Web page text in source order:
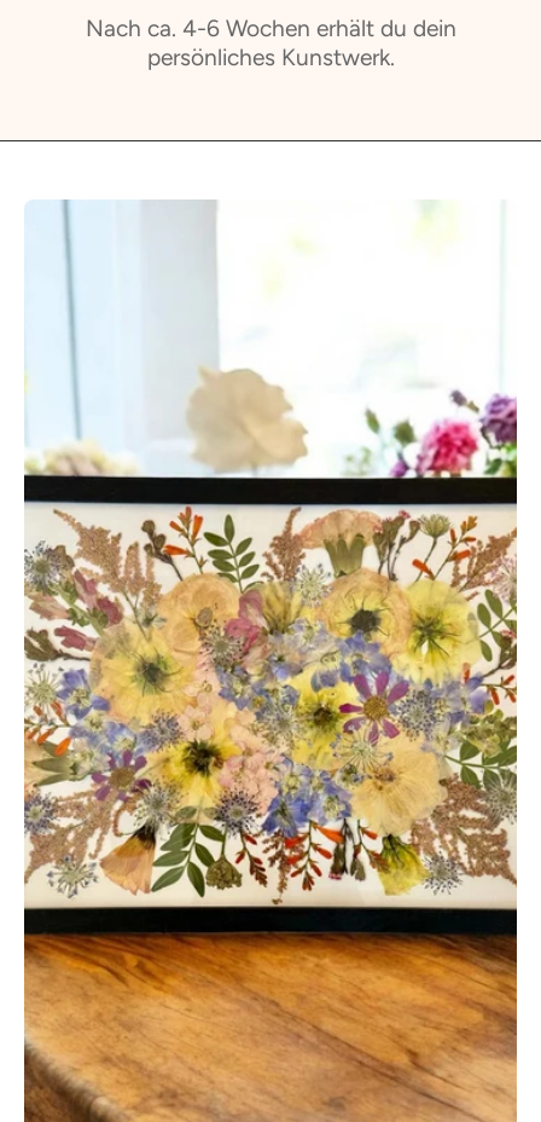
Nach ca. 4-6 Wochen erhält du dein
persönliches Kunstwerk.